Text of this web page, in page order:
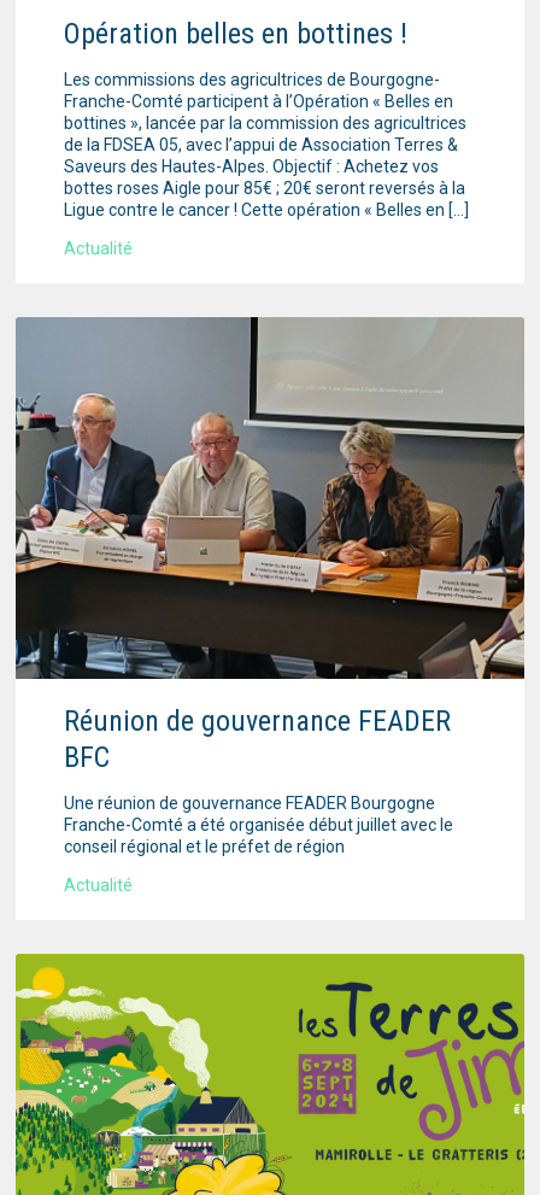
Opération belles en bottines !
Les commissions des agricultrices de Bourgogne-
Franche-Comté participent à l’Opération « Belles en
bottines », lancée par la commission des agricultrices
de la FDSEA 05, avec l’appui de Association Terres &
Saveurs des Hautes-Alpes. Objectif : Achetez vos
bottes roses Aigle pour 85€ ; 20€ seront reversés à la
Ligue contre le cancer ! Cette opération « Belles en […]
Actualité
Réunion de gouvernance FEADER
BFC
Une réunion de gouvernance FEADER Bourgogne
Franche-Comté a été organisée début juillet avec le
conseil régional et le préfet de région
Actualité